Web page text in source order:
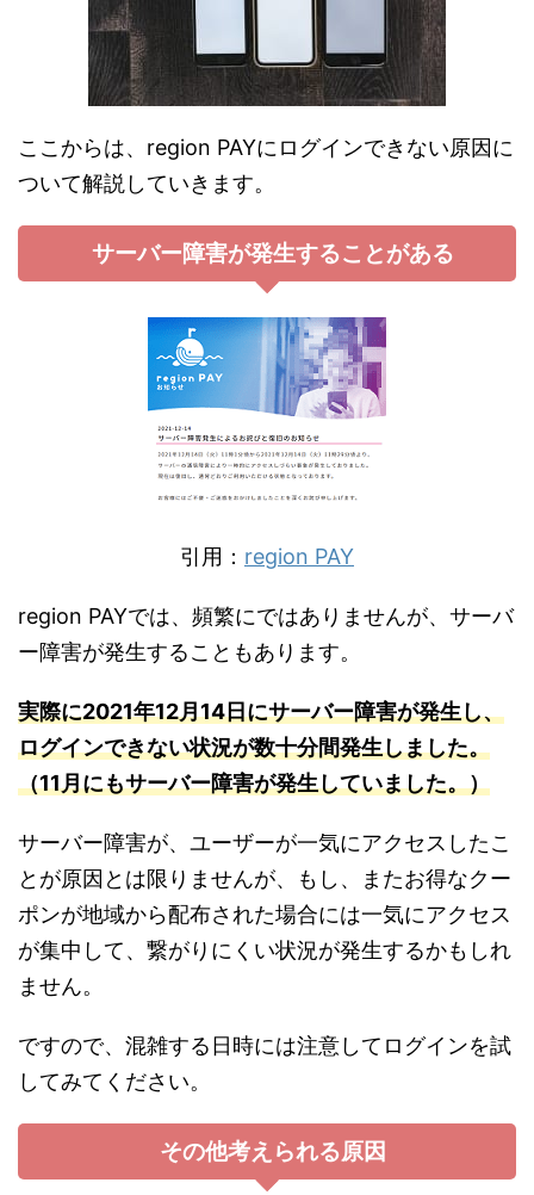
ここからは、region PAYにログインできない原因に
ついて解説していきます。
サーバー障害が発生することがある
引用： region PAY
region PAYでは、頻繁にではありませんが、サーバ
ー障害が発生することもあります。
実際に2021年12月14日にサーバー障害が発生し、
ログインできない状況が数十分間発生しました。
（11月にもサーバー障害が発生していました。）
サーバー障害が、ユーザーが一気にアクセスしたこ
とが原因とは限りませんが、もし、またお得なクー
ポンが地域から配布された場合には一気にアクセス
が集中して、繋がりにくい状況が発生するかもしれ
ません。
ですので、混雑する日時には注意してログインを試
してみてください。
その他考えられる原因